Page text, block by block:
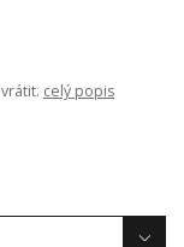
celý popis